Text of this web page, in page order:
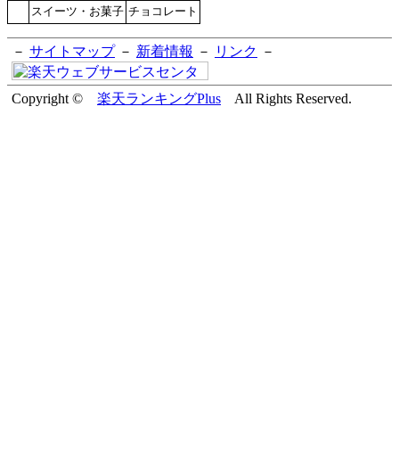
スイーツ・お菓子 チョコレート
－ サイトマップ－ 新着情報 － リンク －
Copyright © 楽天ランキングPlus All Rights Reserved.